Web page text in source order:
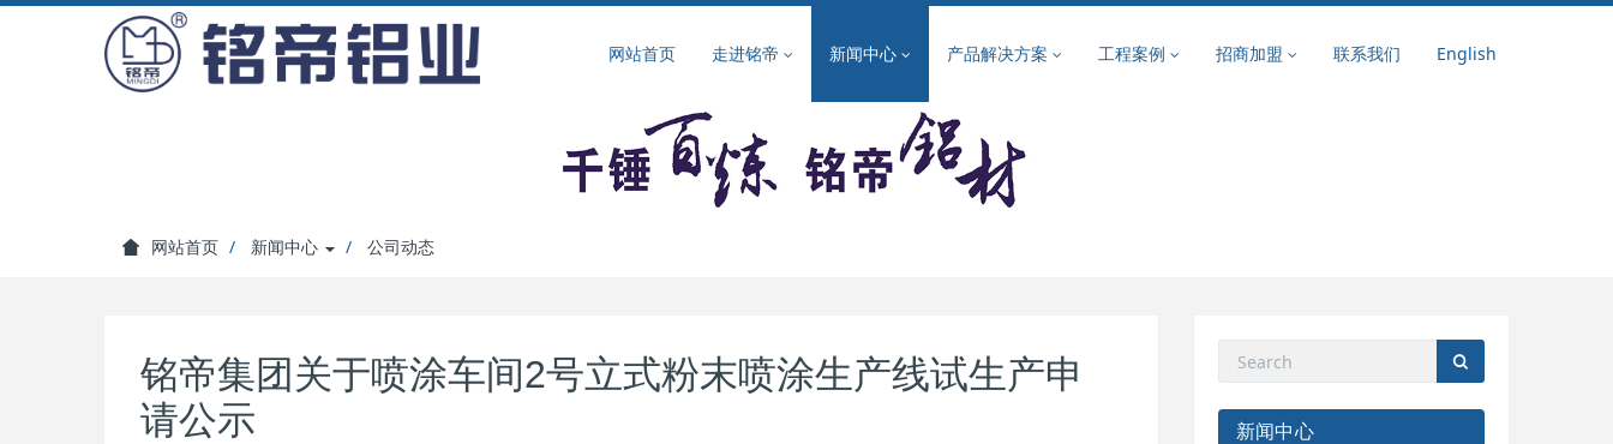
网站首页 走进铭帝 新闻中心 产品解决方案 工程案例 招商加盟 联系我们 English
网站首页 新闻中心 公司动态
铭帝集团关于喷涂车间2号立式粉末喷涂生产线试生产申
请公示
新闻中心